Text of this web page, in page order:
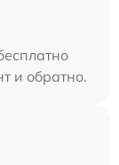
и обратно.